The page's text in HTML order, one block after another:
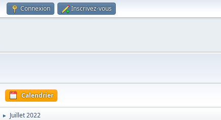
Connexion Inscrivez-vous
Calendrier
► Juillet 2022